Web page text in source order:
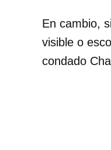
En cambio,
visible o
condado